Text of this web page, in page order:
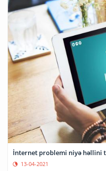
İnternet problemi niyə həllini
13-04-2021